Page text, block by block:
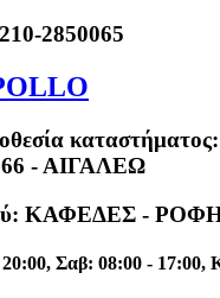
210-2850065
καταστήματος:
- ΑΙΓΑΛΕΩ
ΚΑΦΕΔΕΣ -
Σαβ: 08:00 - 17:00,